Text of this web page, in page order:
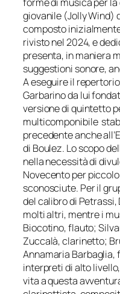
giovanile (Jolly Wind)
composto
rivisto nel 2024, e
presenta, in maniera
suggestioni sonore,
A eseguire il
Garbarino da lui
versione di quintetto
multicomponibile
precedente anche
di Boulez. Lo scopo
nella necessità di
Novecento per
sconosciute. Per il
del calibro di
molti altri, mentre i
Biocotino, flauto;
Zuccalà, clarinetto;
Annamaria
interpreti di alto
vita a questa